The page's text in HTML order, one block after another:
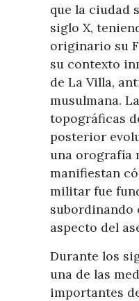
que la ciudad
siglo X,
originario su
su contexto
de La Villa,
musulmana.
topográficas
posterior
una orografía
manifiestan
militar fue
subordinando
aspecto del
Durante los
una de las
importantes